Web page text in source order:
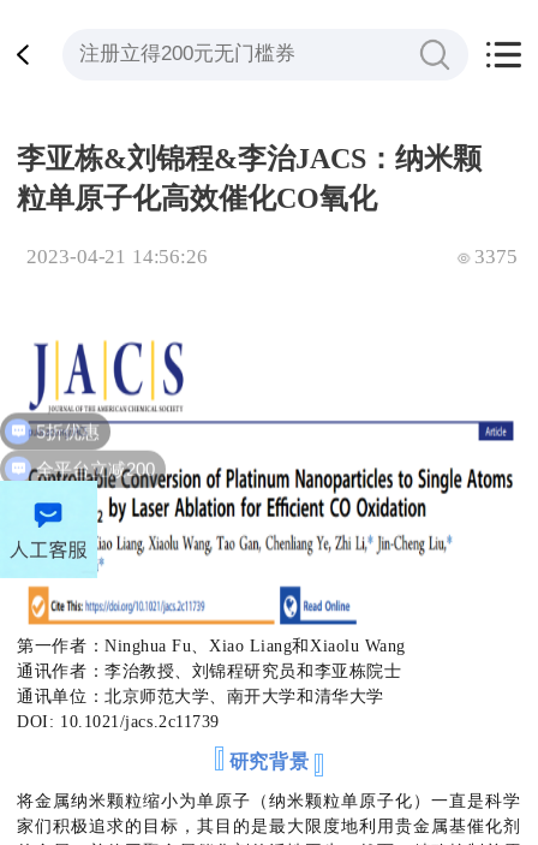
李亚栋&刘锦程&李治JACS：纳米颗
粒单原子化高效催化CO氧化
2023-04-21 14:56:26 3375
第一作者：Ninghua Fu、Xiao Liang和Xiaolu Wang
通讯作者：李治教授、刘锦程研究员和李亚栋院士
通讯单位：北京师范大学、南开大学和清华大学
DOI: 10.1021/jacs.2c11739
研究背景
将金属纳米颗粒缩小为单原子（纳米颗粒单原子化）一直是科学
家们积极追求的目标，其目的是最大限度地利用贵金属基催化剂
5折优惠
全平台立减200